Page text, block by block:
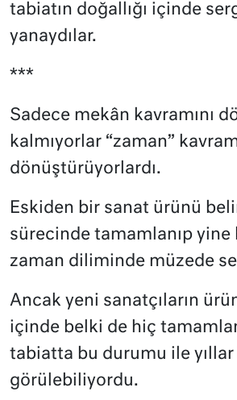
tabiatın doğallığı içinde
yanaydılar.
***
Sadece mekân kavramını
kalmıyorlar “zaman”
dönüştürüyorlardı.
Eskiden bir sanat ürünü
sürecinde tamamlanıp
zaman diliminde müzede
Ancak yeni sanatçıların
içinde belki de hiç
tabiatta bu durumu ile
görülebiliyordu.